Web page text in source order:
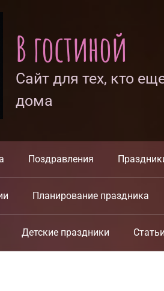
В гостиной
Сайт для тех, кто
дома
Поздравления
Планирование праздника
Детские праздники Статьи